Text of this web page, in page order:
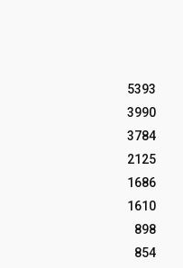
5393
3990
3784
2125
1686
1610
898
854